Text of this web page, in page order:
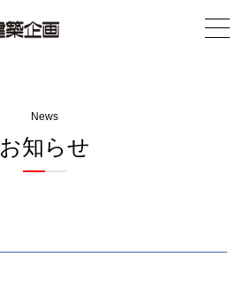
News
お知らせ